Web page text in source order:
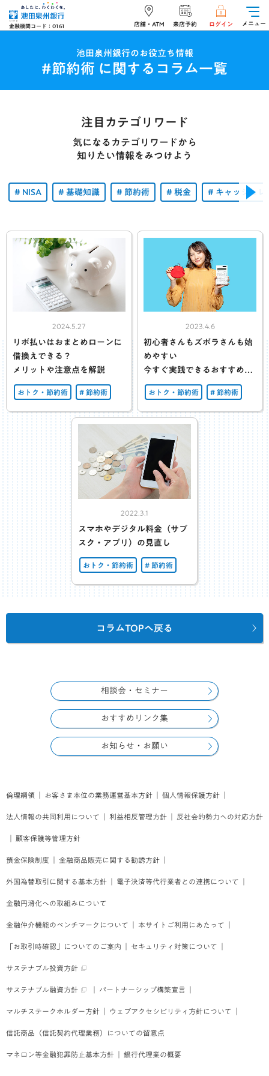
金融機関コード：0161 店舗・ATM 来店予約 ログイン メニュー
池田泉州銀行のお役立ち情報
#節約術 に関するコラム一覧
注目カテゴリワード
気になるカテゴリワードから
知りたい情報をみつけよう
NISA 基礎知識 節約術 税金 キャッシュレ
2024.5.27
リボ払いはおまとめローンに
借換えできる？
メリットや注意点を解説
おトク・節約術 節約術
2023.4.6
初心者さんもズボラさんも始
めやすい
今すぐ実践できるおすすめ節
約術！
おトク・節約術 節約術
2022.3.1
スマホやデジタル料金（サブ
スク・アプリ） の見直し
おトク・節約術 節約術
コラムTOPへ戻る
相談会・セミナー
おすすめリンク集
お知らせ・お願い
倫理綱領 お客さま本位の業務運営基本方針 個人情報保護方針
法人情報の共同利用について 利益相反管理方針 反社会的勢力への対応方針
顧客保護等管理方針
預金保険制度 金融商品販売に関する勧誘方針
外国為替取引に関する基本方針 電子決済等代行業者との連携について
金融円滑化への取組みについて
金融仲介機能のベンチマークについて 本サイトご利用にあたって
「お取引時確認」についてのご案内 セキュリティ対策について
サステナブル投資方針
サステナブル融資方針 パートナーシップ構築宣言
マルチステークホルダー方針 ウェブアクセシビリティ方針について
信託商品（信託契約代理業務）についての留意点
マネロン等金融犯罪防止基本方針 銀行代理業の概要